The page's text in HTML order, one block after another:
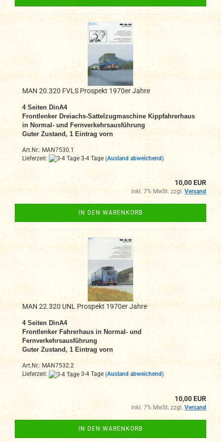
MAN 20.320 FVLS Prospekt 1970er Jahre
4 Seiten DinA4
Frontlenker Dreiachs-Sattelzugmaschine Kippfahrerhaus
in Normal- und Fernverkehrsausführung
Guter Zustand, 1 Eintrag vorn
Art.Nr.: MAN7530.1
Lieferzeit:
3-4 Tage (Ausland abweichend)
10,00 EUR
inkl. 7% MwSt. zzgl. Versand
IN DEN WARENKORB
MAN 22.320 UNL Prospekt 1970er Jahre
4 Seiten DinA4
Frontlenker Fahrerhaus in Normal- und
Fernverkehrsausführung
Guter Zustand, 1 Eintrag vorn
Art.Nr.: MAN7532.2
Lieferzeit:
3-4 Tage (Ausland abweichend)
10,00 EUR
inkl. 7% MwSt. zzgl. Versand
IN DEN WARENKORB